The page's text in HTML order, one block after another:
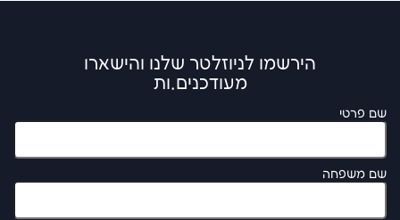
הירשמו לניוזלטר שלנו והישארו
מעודכנים.ות
שם פרטי
שם משפחה